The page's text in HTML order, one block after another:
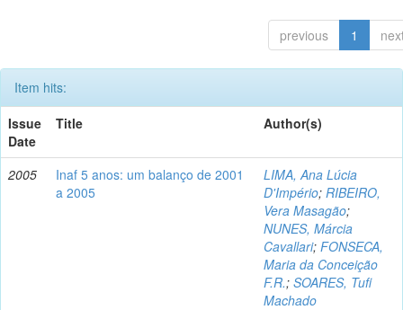
previous 1
Item hits:
Issue
Date
Title Author(s)
2005
Inaf 5 anos: um balanço de 2001
a 2005
LIMA, Ana Lúcia
D'Império; RIBEIRO,
Vera Masagão;
NUNES, Márcia
Cavallari; FONSECA,
Maria da Conceição
F.R.; SOARES, Tufi
Machado